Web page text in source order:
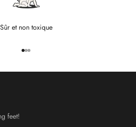
Sûr et non toxique
Aller à l'élément 1
Aller à l'élément 2
Aller à l'élément 3
feet!